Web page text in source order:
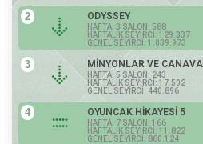
2 ODYSSEY
HAFTA: 3 SALON: 588
HAFTALIK SEYİRCİ: 129.337
GENEL SEYİRCİ: 1.039.973
3 MİNYONLAR VE
HAFTA: 5 SALON: 243
HAFTALIK SEYİRCİ: 17.502
GENEL SEYİRCİ: 440.896
4 OYUNCAK HİKAYESİ 5
HAFTA: 7 SALON: 166
HAFTALIK SEYİRCİ: 11.822
GENEL SEYİRCİ: 860.124